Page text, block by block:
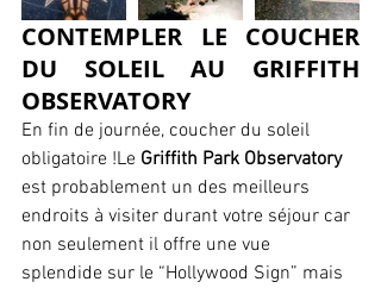
CONTEMPLER LE COUCHER
DU SOLEIL AU GRIFFITH
OBSERVATORY
En fin de journée, coucher du soleil
obligatoire !Le Griffith Park Observatory
est probablement un des meilleurs
endroits à visiter durant votre séjour car
non seulement il offre une vue
splendide sur le “Hollywood Sign” mais